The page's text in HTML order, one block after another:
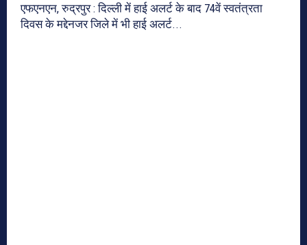
एफएनएन, रुद्रपुर : दिल्ली में हाई अलर्ट के बाद 74वें स्वतंत्रता
दिवस के मद्देनजर जिले में भी हाई अलर्ट...